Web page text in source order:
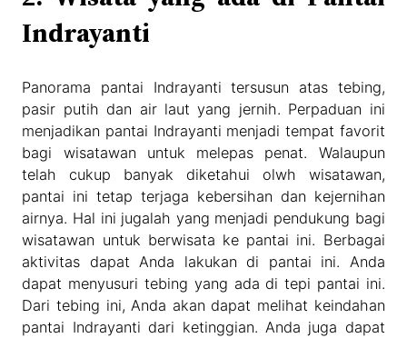
Indrayanti
Panorama pantai Indrayanti tersusun atas tebing,
pasir putih dan air laut yang jernih. Perpaduan ini
menjadikan pantai Indrayanti menjadi tempat favorit
bagi wisatawan untuk melepas penat. Walaupun
telah cukup banyak diketahui olwh wisatawan,
pantai ini tetap terjaga kebersihan dan kejernihan
airnya. Hal ini jugalah yang menjadi pendukung bagi
wisatawan untuk berwisata ke pantai ini. Berbagai
aktivitas dapat Anda lakukan di pantai ini. Anda
dapat menyusuri tebing yang ada di tepi pantai ini.
Dari tebing ini, Anda akan dapat melihat keindahan
pantai Indrayanti dari ketinggian. Anda juga dapat